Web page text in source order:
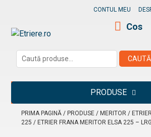
content
Etriere.ro
CONTUL MEU
Caută
după:
CAUTĂ
Cos
PRODUSE
PRIMA PAGINĂ / PRODUSE / MERITOR /
225 / ETRIER FRANA MERITOR ELSA 225 –